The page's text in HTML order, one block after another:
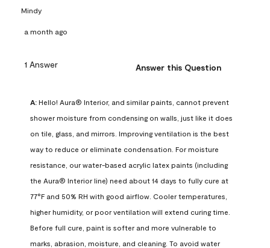
Mindy
a month ago
1 Answer Answer this Question
A: Hello! Aura® Interior, and similar paints, cannot prevent
shower moisture from condensing on walls, just like it does
on tile, glass, and mirrors. Improving ventilation is the best
way to reduce or eliminate condensation. For moisture
resistance, our water-based acrylic latex paints (including
the Aura® Interior line) need about 14 days to fully cure at
77°F and 50% RH with good airflow. Cooler temperatures,
higher humidity, or poor ventilation will extend curing time.
Before full cure, paint is softer and more vulnerable to
marks, abrasion, moisture, and cleaning. To avoid water